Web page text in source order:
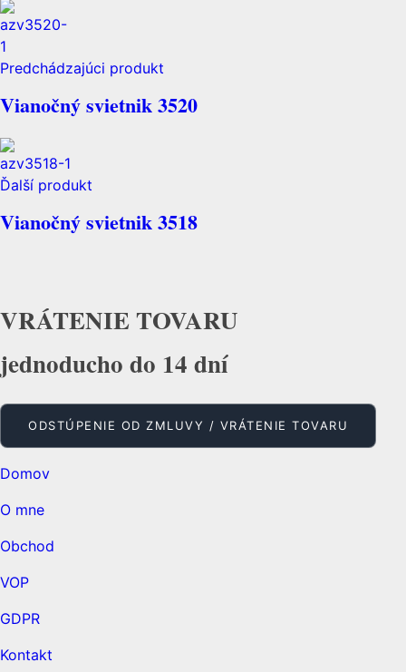
Predchádzajúci produkt
Vianočný svietnik 3520
Ďalší produkt
Vianočný svietnik 3518
VRÁTENIE TOVARU
jednoducho do 14 dní
ODSTÚPENIE OD ZMLUVY / VRÁTENIE TOVARU
Domov
O mne
Obchod
VOP
GDPR
Kontakt